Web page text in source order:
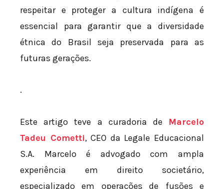
respeitar e proteger a cultura indígena é
essencial para garantir que a diversidade
étnica do Brasil seja preservada para as
futuras gerações.
.
Este artigo teve a curadoria de Marcelo
Tadeu Cometti, CEO da Legale Educacional
S.A. Marcelo é advogado com ampla
experiência em direito societário,
especializado em operações de fusões e